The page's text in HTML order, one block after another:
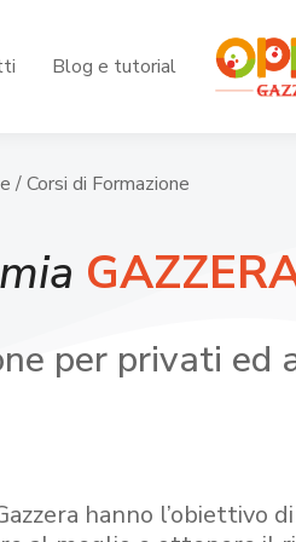
Blog e tutorial
/ Corsi di Formazione
per privati ed
hanno l’obiettivo